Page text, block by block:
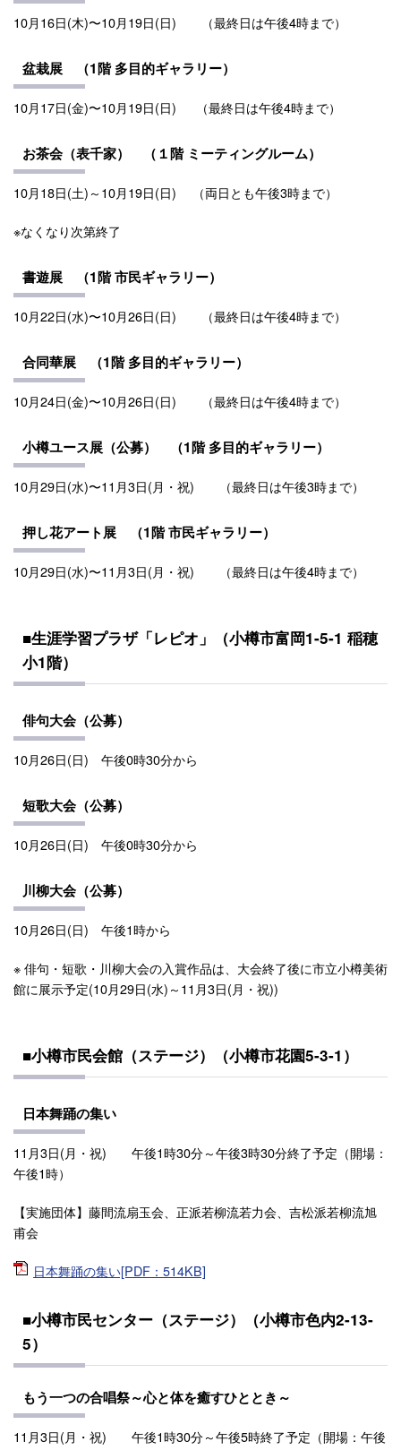
10月16日(木)〜10月19日(日) （最終日は午後4時まで）
盆栽展 （1階 多目的ギャラリー）
10月17日(金)〜10月19日(日) （最終日は午後4時まで）
お茶会（表千家） （１階 ミーティングルーム）
10月18日(土)～10月19日(日) （両日とも午後3時まで）
※なくなり次第終了
書遊展 （1階 市民ギャラリー）
10月22日(水)〜10月26日(日) （最終日は午後4時まで）
合同華展 （1階 多目的ギャラリー）
10月24日(金)〜10月26日(日) （最終日は午後4時まで）
小樽ユース展（公募） （1階多目的ギャラリー）
10月29日(水)〜11月3日(月・祝) （最終日は午後3時まで）
押し花アート展 （1階 市民ギャラリー）
10月29日(水)〜11月3日(月・祝) （最終日は午後4時まで）
■生涯学習プラザ「レピオ」（小樽市富岡1-5-1 稲穂
小1階）
俳句大会（公募）
10月26日(日) 午後0時30分から
短歌大会（公募）
10月26日(日) 午後0時30分から
川柳大会（公募）
10月26日(日) 午後1時から
※ 俳句・短歌・川柳大会の入賞作品は、大会終了後に市立小樽美術
館に展示予定(10月29日(水)～11月3日(月・祝))
■小樽市民会館（ステージ）（小樽市花園5-3-1）
日本舞踊の集い
11月3日(月・祝) 午後1時30分～午後3時30分終了予定（開場：
午後1時）
【実施団体】藤間流扇玉会、正派若柳流若力会、吉松派若柳流旭
甫会
日本舞踊の集い[PDF：514KB]
■小樽市民センター（ステージ）（小樽市色内2-13-
5）
もう一つの合唱祭～心と体を癒すひととき～
11月3日(月・祝) 午後1時30分～午後5時終了予定（開場：午後